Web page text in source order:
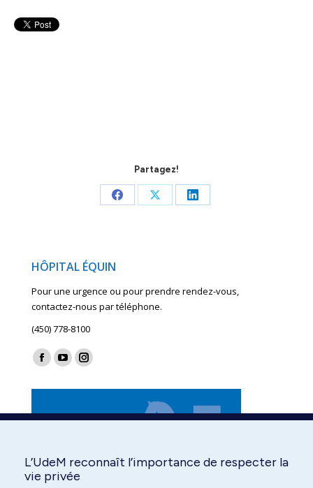
Partagez!
Share
Share
Share
HÔPITAL ÉQUIN
Pour une urgence ou pour prendre rendez-vous,
contactez-nous par téléphone.
(450) 778-8100
Find us on:
Facebook
in
window
YouTube
in
window
Instagram
in
window
L’UdeM reconnaît l’importance de respecter la
vie privée